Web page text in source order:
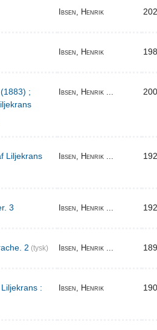
Ibsen, Henrik
Ibsen, Henrik
;
Ibsen, Henrik ...
Liljekrans Ibsen, Henrik ...
3 Ibsen, Henrik ...
2 (tysk) Ibsen, Henrik ...
:
Ibsen, Henrik